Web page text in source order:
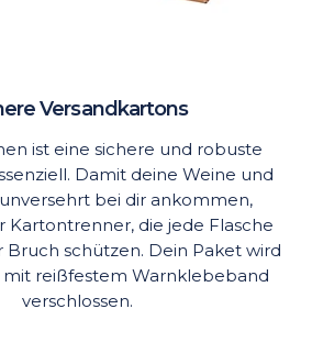
Versandkartons
ist eine sichere und robuste
Damit deine Weine und
bei dir ankommen,
Kartontrenner, die jede Flasche
Bruch schützen. Dein Paket wird
mit reißfestem Warnklebeband
verschlossen.